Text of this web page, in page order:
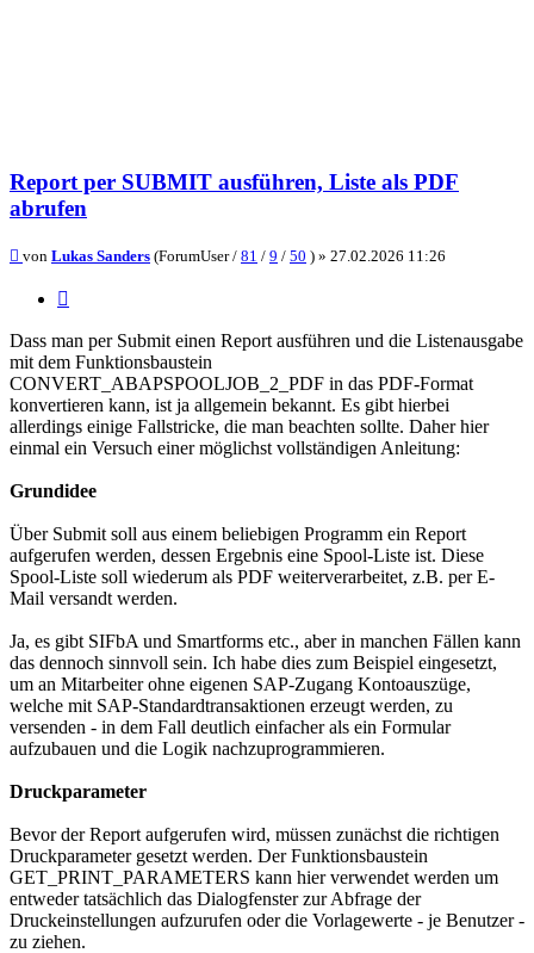
Report per SUBMIT ausführen, Liste als PDF
abrufen
Beitrag
von Lukas Sanders (ForumUser / 81 / 9 / 50 ) » 27.02.2026 11:26
Dass man per Submit einen Report ausführen und die Listenausgabe
mit dem Funktionsbaustein
CONVERT_ABAPSPOOLJOB_2_PDF in das PDF-Format
konvertieren kann, ist ja allgemein bekannt. Es gibt hierbei
allerdings einige Fallstricke, die man beachten sollte. Daher hier
einmal ein Versuch einer möglichst vollständigen Anleitung:
Grundidee
Über Submit soll aus einem beliebigen Programm ein Report
aufgerufen werden, dessen Ergebnis eine Spool-Liste ist. Diese
Spool-Liste soll wiederum als PDF weiterverarbeitet, z.B. per E-
Mail versandt werden.
Ja, es gibt SIFbA und Smartforms etc., aber in manchen Fällen kann
das dennoch sinnvoll sein. Ich habe dies zum Beispiel eingesetzt,
um an Mitarbeiter ohne eigenen SAP-Zugang Kontoauszüge,
welche mit SAP-Standardtransaktionen erzeugt werden, zu
versenden - in dem Fall deutlich einfacher als ein Formular
aufzubauen und die Logik nachzuprogrammieren.
Druckparameter
Bevor der Report aufgerufen wird, müssen zunächst die richtigen
Druckparameter gesetzt werden. Der Funktionsbaustein
GET_PRINT_PARAMETERS kann hier verwendet werden um
entweder tatsächlich das Dialogfenster zur Abfrage der
Druckeinstellungen aufzurufen oder die Vorlagewerte - je Benutzer -
zu ziehen.